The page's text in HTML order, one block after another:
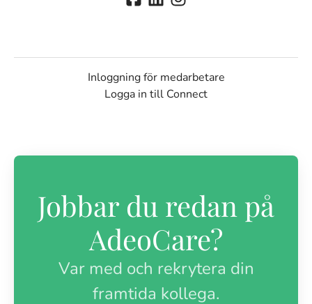
Inloggning för medarbetare
Logga in till Connect
Jobbar du redan på
AdeoCare?
Var med och rekrytera din
framtida kollega.